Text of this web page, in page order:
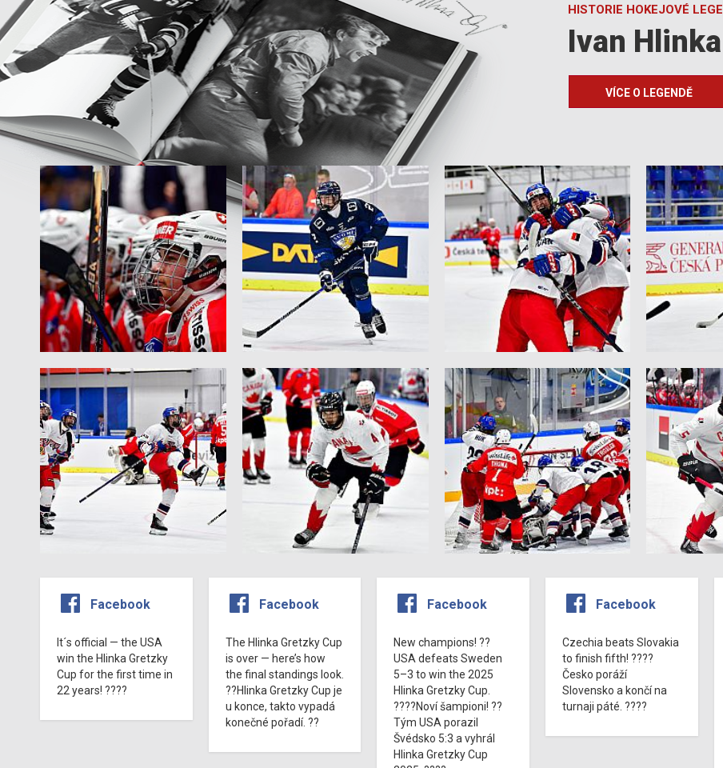
HISTORIE HOKEJOVÉ
Ivan
VÍCE O LEGENDĚ
Facebook
It´s official — the USA
win the Hlinka Gretzky
Cup for the first time in
22 years! ????
Facebook
The Hlinka Gretzky Cup
is over — here’s how
the final standings look.
??Hlinka Gretzky Cup je
u konce, takto vypadá
konečné pořadí. ??
Facebook
New champions! ??
USA defeats Sweden
5–3 to win the 2025
Hlinka Gretzky Cup.
????Noví šampioni! ??
Tým USA porazil
Švédsko 5:3 a vyhrál
Hlinka Gretzky Cup
Facebook
Czechia beats Slovakia
to finish fifth! ????
Česko poráží
Slovensko a končí na
turnaji páté. ????